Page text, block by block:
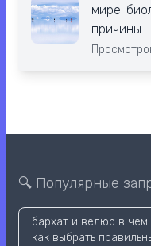
мире:
причины
🔍 Популярные
бархат и велюр в чем
как выбрать